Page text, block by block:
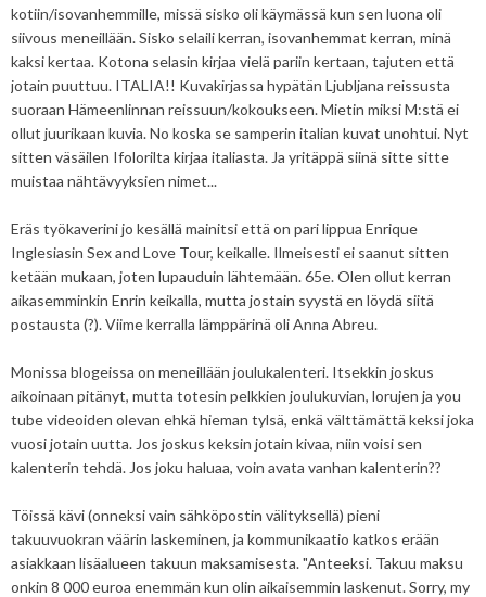
kotiin/isovanhemmille, missä sisko oli käymässä kun sen luona oli
siivous meneillään. Sisko selaili kerran, isovanhemmat kerran, minä
kaksi kertaa. Kotona selasin kirjaa vielä pariin kertaan, tajuten että
jotain puuttuu. ITALIA!! Kuvakirjassa hypätän Ljubljana reissusta
suoraan Hämeenlinnan reissuun/kokoukseen. Mietin miksi M:stä ei
ollut juurikaan kuvia. No koska se samperin italian kuvat unohtui. Nyt
sitten väsäilen Ifolorilta kirjaa italiasta. Ja yritäppä siinä sitte sitte
muistaa nähtävyyksien nimet...
Eräs työkaverini jo kesällä mainitsi että on pari lippua Enrique
Inglesiasin Sex and Love Tour, keikalle. Ilmeisesti ei saanut sitten
ketään mukaan, joten lupauduin lähtemään. 65e. Olen ollut kerran
aikasemminkin Enrin keikalla, mutta jostain syystä en löydä siitä
postausta (?). Viime kerralla lämppärinä oli Anna Abreu.
Monissa blogeissa on meneillään joulukalenteri. Itsekkin joskus
aikoinaan pitänyt, mutta totesin pelkkien joulukuvian, lorujen ja you
tube videoiden olevan ehkä hieman tylsä, enkä välttämättä keksi joka
vuosi jotain uutta. Jos joskus keksin jotain kivaa, niin voisi sen
kalenterin tehdä. Jos joku haluaa, voin avata vanhan kalenterin??
Töissä kävi (onneksi vain sähköpostin välityksellä) pieni
takuuvuokran väärin laskeminen, ja kommunikaatio katkos erään
asiakkaan lisäalueen takuun maksamisesta. "Anteeksi. Takuu maksu
onkin 8 000 euroa enemmän kun olin aikaisemmin laskenut. Sorry, my